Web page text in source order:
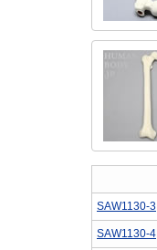
SAW1130-3
SAW1130-4